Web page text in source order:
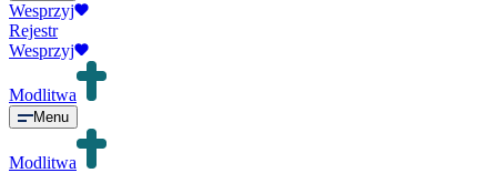
Wesprzyj
Rejestr
Wesprzyj
Modlitwa
Menu
Modlitwa